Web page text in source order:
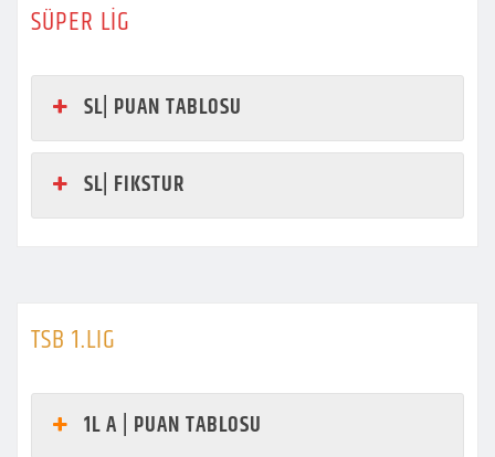
SÜPER LİG
SL| PUAN TABLOSU
SL| FIKSTUR
TSB 1.LIG
1L A | PUAN TABLOSU